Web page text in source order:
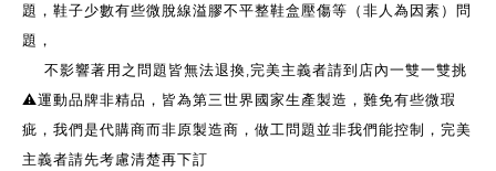
題，鞋子少數有些微脫線溢膠不平整鞋盒壓傷等（非人為因素）問
題，
不影響著用之問題皆無法退換,完美主義者請到店內一雙一雙挑
⚠️運動品牌非精品，皆為第三世界國家生產製造，難免有些微瑕
疵，我們是代購商而非原製造商，做工問題並非我們能控制，完美
主義者請先考慮清楚再下訂